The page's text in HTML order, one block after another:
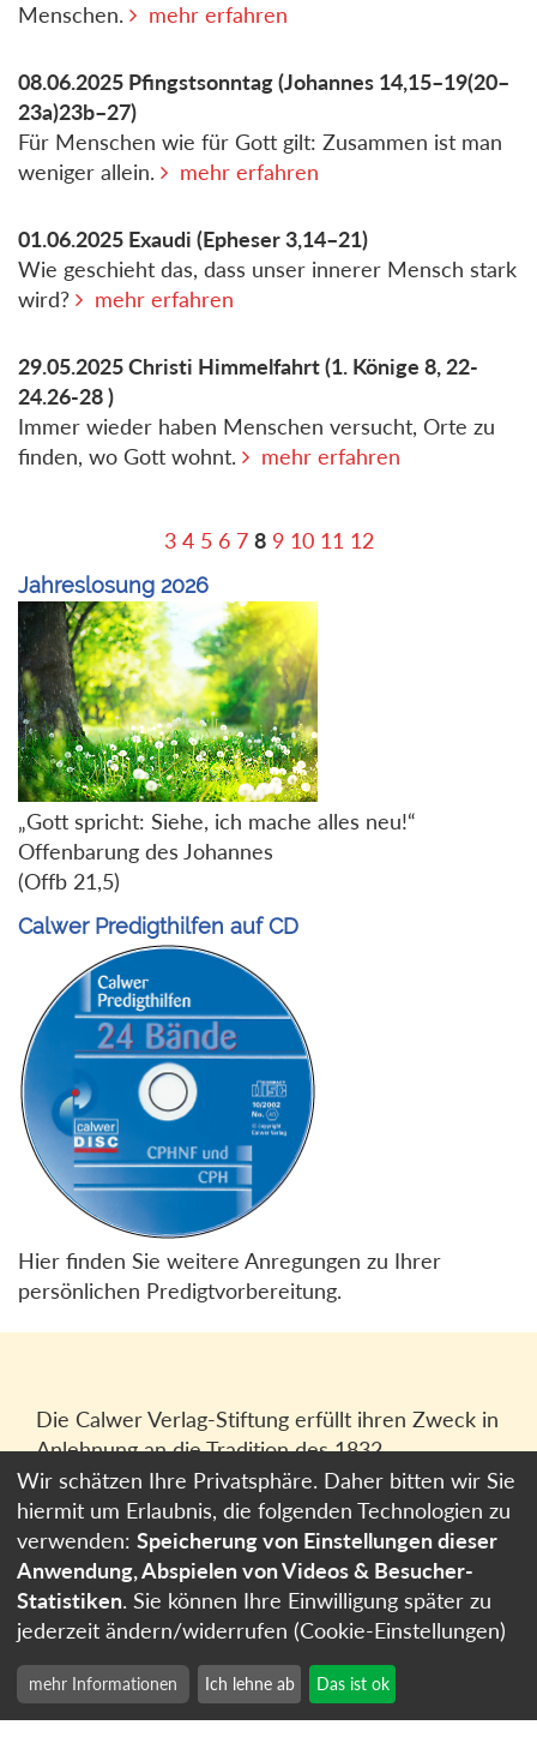
Menschen.
mehr erfahren
08.06.2025 Pfingstsonntag(Johannes 14,15–19(20–
23a)23b–27)
Für Menschen wie für Gott gilt: Zusammen ist man
weniger allein.
mehr erfahren
01.06.2025 Exaudi (Epheser 3,14–21)
Wie geschieht das, dass unser innerer Mensch stark
wird?
mehr erfahren
29.05.2025Christi Himmelfahrt(1. Könige 8, 22-
24.26-28 )
Immer wieder haben Menschen versucht, Orte zu
finden, wo Gott wohnt.
mehr erfahren
3 4 5 6 7 8 9 10 11 12
Jahreslosung 2026
„Gott spricht: Siehe, ich mache alles neu!“
Offenbarung des Johannes
(Offb 21,5)
Calwer Predigthilfen auf CD
Hier finden Sie weitere Anregungen zu Ihrer
persönlichen Predigtvorbereitung.
Die Calwer Verlag-Stiftung erfüllt ihren Zweck in
Anlehnung an die Tradition des 1832
gegründeten Calwer Verlagsvereins, der
heutigen Calwer Verlag Bücher und Medien
GmbHin Stuttgart.
Impressum
Datenschutzerklärung
Cookie-Einstellungen
Wir schätzen Ihre Privatsphäre. Daher bitten wir Sie
hiermit um Erlaubnis, die folgenden Technologien zu
verwenden: Speicherung von Einstellungen dieser
Anwendung, Abspielen von Videos & Besucher-
Statistiken. Sie können Ihre Einwilligung später zu
jederzeit ändern/widerrufen (Cookie-Einstellungen)
mehr Informationen Ich lehne ab Das ist ok